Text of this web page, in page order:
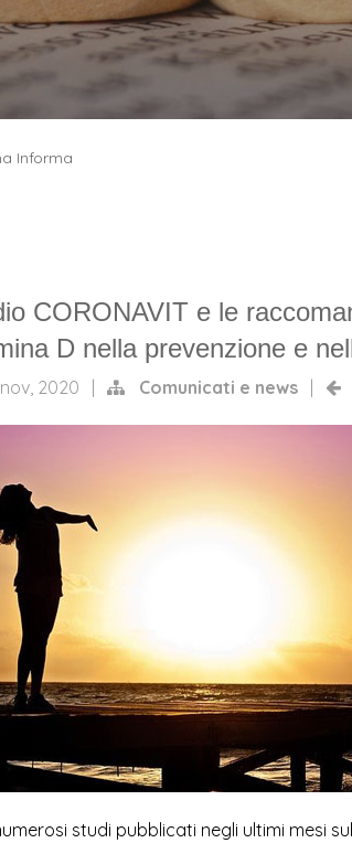
Informa
CORONAVIT e le
D nella prevenzione e
2020 Comunicati e news
studi pubblicati negli ultimi mesi